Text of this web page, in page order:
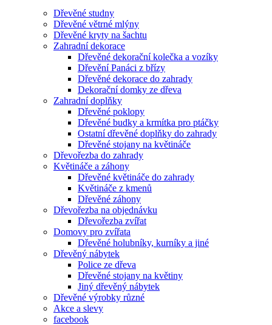
Dřevěné studny
Dřevěné větrné mlýny
Dřevěné kryty na šachtu
Zahradní dekorace
Dřevěné dekorační kolečka a vozíky
Dřevění Panáci z břízy
Dřevěné dekorace do zahrady
Dekorační domky ze dřeva
Zahradní doplňky
Dřevěné poklopy
Dřevěné budky a krmítka pro ptáčky
Ostatní dřevěné doplňky do zahrady
Dřevěné stojany na květináče
Dřevořezba do zahrady
Květináče a záhony
Dřevěné květináče do zahrady
Květináče z kmenů
Dřevěné záhony
Dřevořezba na objednávku
Dřevořezba zvířat
Domovy pro zvířata
Dřevěné holubníky, kurníky a jiné
Dřevěný nábytek
Police ze dřeva
Dřevěné stojany na květiny
Jiný dřevěný nábytek
Dřevěné výrobky různé
Akce a slevy
facebook